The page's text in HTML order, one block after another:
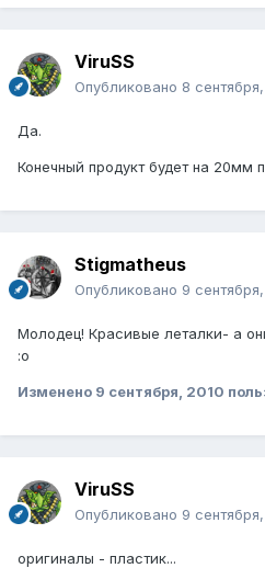
ViruSS
Опубликовано 8
Да.
Конечный продукт будет на 20мм
Stigmatheus
Опубликовано 9
Молодец! Красивые леталки- а
:o
Изменено 9 сентября, 2010
ViruSS
Опубликовано 9
оригиналы - пластик...